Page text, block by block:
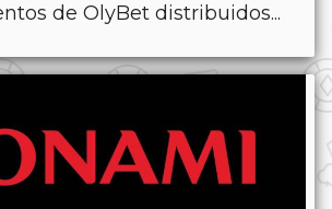
de OlyBet distribuidos...